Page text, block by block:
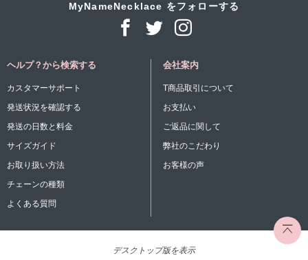
MyNameNecklace をフォローする
ヘルプ？から検索する
カスタマーサポート
発送状況を確認する
発送の日数と料金
サイズガイド
お取り扱い方法
チェーンの種類
よくある質問
会社案内
T商品取引について
お支払い
ご返品に関して
弊社のこだわり
お客様の声
デスクトップ版を表示